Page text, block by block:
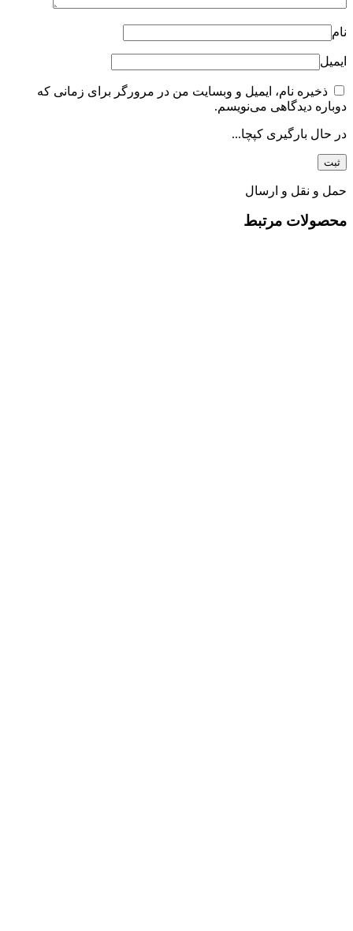
نام
ایمیل
ذخیره نام، ایمیل و وبسایت من در مرورگر برای زمانی که
دوباره دیدگاهی می‌نویسم.
در حال بارگیری کپچا...
حمل و نقل و ارسال
محصولات مرتبط